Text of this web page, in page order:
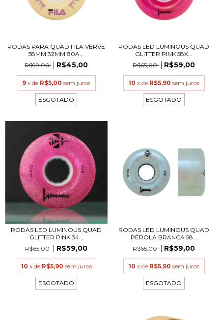
RODAS PARA QUAD FILA VERVE
58MM 32MM 80A...
R$99,00
R$45,00
9 x de R$5,00 sem juros
ESGOTADO
RODAS LED LUMINOUS QUAD
GLITTER PINK 58X...
R$65,00
R$59,00
10 x de R$5,90 sem juros
ESGOTADO
RODAS LED LUMINOUS QUAD
GLITTER PINK 34...
R$65,00
R$59,00
10 x de R$5,90 sem juros
ESGOTADO
RODAS LED LUMINOUS QUAD
PÉROLA BRANCA 58...
R$65,00
R$59,00
10 x de R$5,90 sem juros
ESGOTADO